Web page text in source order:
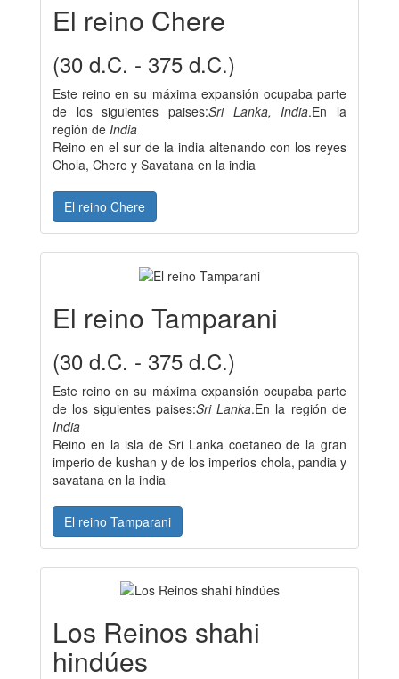
El reino Chere
(30 d.C. - 375 d.C.)
Este reino en su máxima expansión ocupaba parte
de los siguientes paises:Sri Lanka, India.En la
región de India
Reino en el sur de la india altenando con los reyes
Chola, Chere y Savatana en la india
El reino Chere
El reino Tamparani
(30 d.C. - 375 d.C.)
Este reino en su máxima expansión ocupaba parte
de los siguientes paises:Sri Lanka.En la región de
India
Reino en la isla de Sri Lanka coetaneo de la gran
imperio de kushan y de los imperios chola, pandia y
savatana en la india
El reino Tamparani
Los Reinos shahi
hindúes